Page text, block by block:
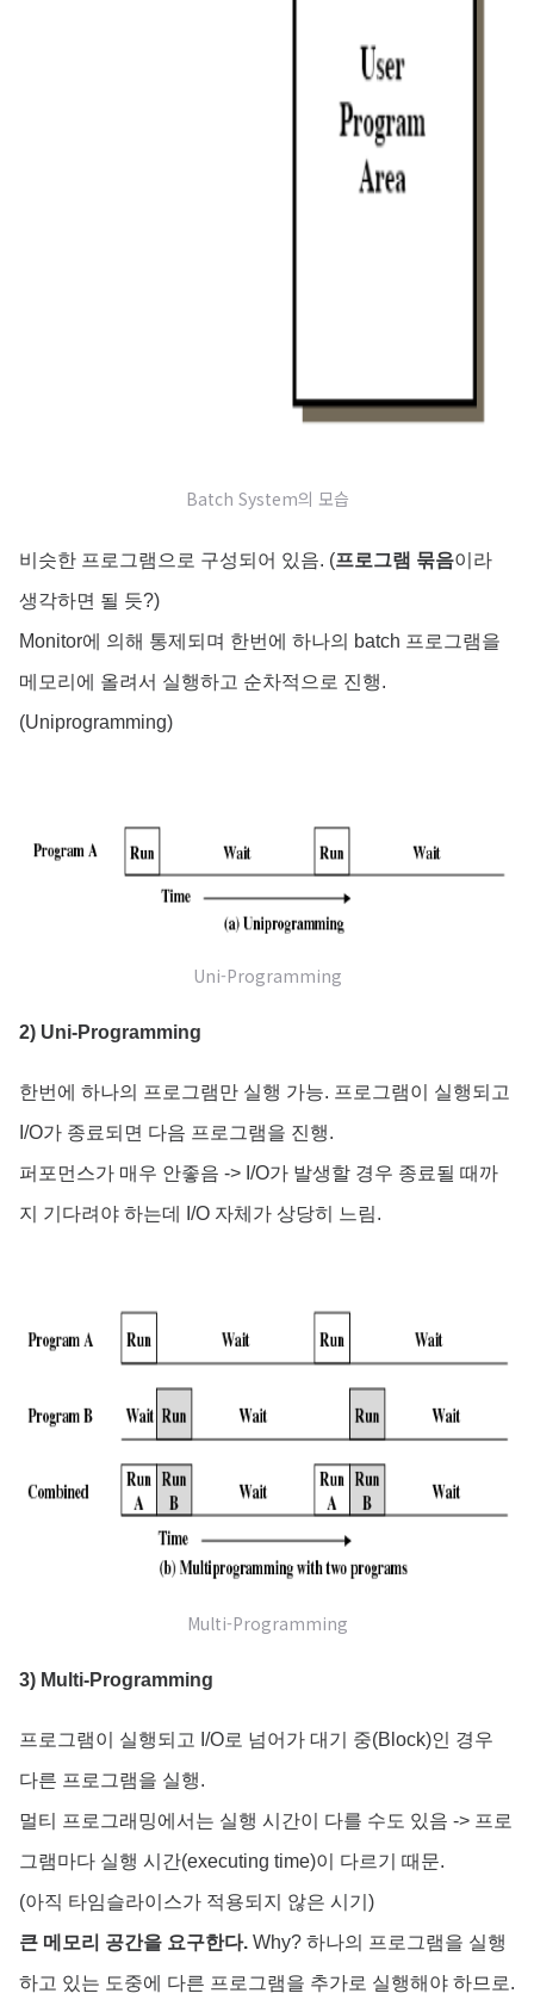
Batch System의 모습
비슷한 프로그램으로 구성되어 있음. (프로그램 묶음이라
생각하면 될 듯?)
Monitor에 의해 통제되며 한번에 하나의 batch 프로그램을
메모리에 올려서 실행하고 순차적으로 진행.
(Uniprogramming)
Uni-Programming
2) Uni-Programming
한번에 하나의 프로그램만 실행 가능. 프로그램이 실행되고
I/O가 종료되면 다음 프로그램을 진행.
퍼포먼스가 매우 안좋음 -> I/O가 발생할 경우 종료될 때까
지 기다려야 하는데 I/O 자체가 상당히 느림.
Multi-Programming
3) Multi-Programming
프로그램이 실행되고 I/O로 넘어가 대기 중(Block)인 경우
다른 프로그램을 실행.
멀티 프로그래밍에서는 실행 시간이 다를 수도 있음 -> 프로
그램마다 실행 시간(executing time)이 다르기 때문.
(아직 타임슬라이스가 적용되지 않은 시기)
큰 메모리 공간을 요구한다. Why? 하나의 프로그램을 실행
하고 있는 도중에 다른 프로그램을 추가로 실행해야 하므로.